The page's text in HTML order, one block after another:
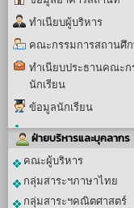
ทำเนียบผู้บริหาร
คณะกรรมการสถานศึ
ทำเนียบประธานคณะก
นักเรียน
ข้อมูลนักเรียน
ฝ่ายบริหารและบุคลากร
คณะผู้บริหาร
กลุ่มสาระฯภาษาไทย
กลุ่มสาระฯคณิตศาสตร์